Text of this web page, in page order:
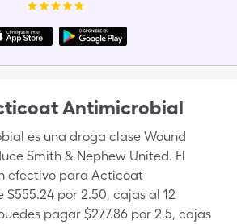
Antimicrobial
es una droga clase Wound
Smith & Nephew United. El
efectivo para Acticoat
por 2.50, cajas al 12
pagar $277.86 por 2.5, cajas